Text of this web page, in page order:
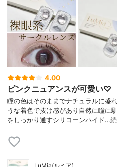
4.00
ピンクニュアンスが可愛い♡
瞳の色はそのままでナチュラルに盛
うな着色で抜け感があり自然に瞳に
をしっかり通すシリコーンハイド…
LuMia(ルミア)